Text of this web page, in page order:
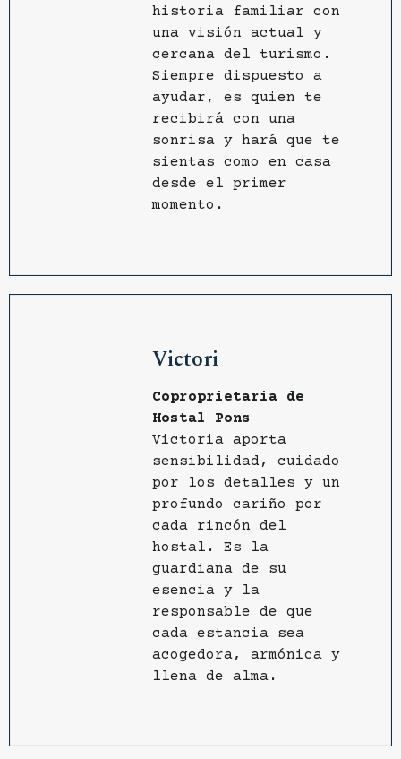
historia familiar con
una visión actual y
cercana del turismo.
Siempre dispuesto a
ayudar, es quien te
recibirá con una
sonrisa y hará que te
sientas como en casa
desde el primer
momento.
Victori
Coproprietaria de
Hostal Pons
Victoria aporta
sensibilidad, cuidado
por los detalles y un
profundo cariño por
cada rincón del
hostal. Es la
guardiana de su
esencia y la
responsable de que
cada estancia sea
acogedora, armónica y
llena de alma.